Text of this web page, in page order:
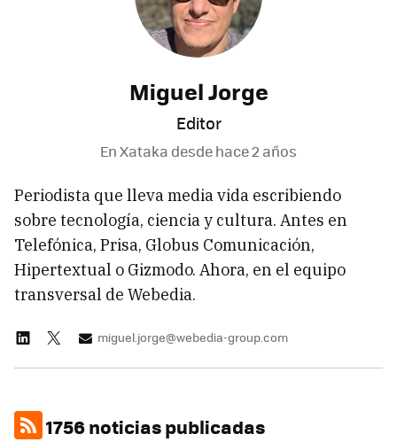
Miguel Jorge
Editor
En Xataka desdehace 2 años
Periodista que lleva media vida escribiendo
sobre tecnología, ciencia y cultura. Antes en
Telefónica, Prisa, Globus Comunicación,
Hipertextual o Gizmodo. Ahora, en el equipo
transversal de Webedia.
miguel.jorge@webedia-group.com
1756 noticias publicadas